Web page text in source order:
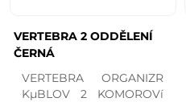
VERTEBRA 2 ODDĚLENÍ
ČERNÁ
VERTEBRA ORGANIZR
KµBLOV 2 KOMOROVí